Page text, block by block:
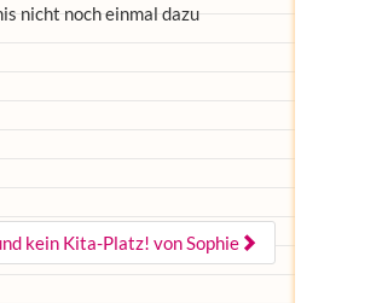
nicht noch einmal dazu
kein Kita-Platz! von Sophie